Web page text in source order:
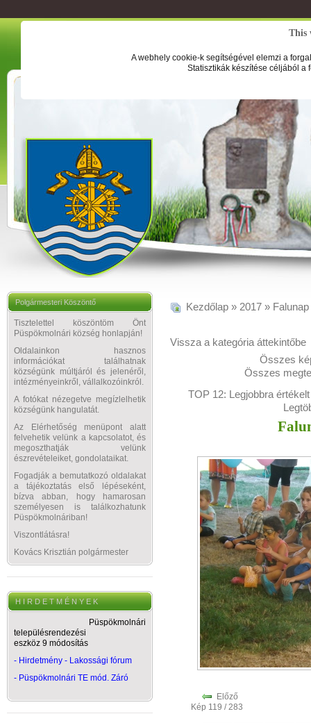
This
A webhely cookie-k segítségével elemzi a
Statisztikák készítése céljából a
Polgármesteri Köszöntő
Tisztelettel köszöntöm Önt
Püspökmolnári község honlapján!
Oldalainkon hasznos
információkat találhatnak
községünk múltjáról és jelenéről,
intézményeinkről, vállalkozóinkról.
A fotókat nézegetve megízlelhetik
községünk hangulatát.
Az Elérhetőség menüpont alatt
felvehetik velünk a kapcsolatot, és
megoszthatják velünk
észrevételeiket, gondolataikat.
Fogadják a bemutatkozó oldalakat
a tájékoztatás első lépéseként,
bízva abban, hogy hamarosan
személyesen is találkozhatunk
Püspökmolnáriban!
Viszontlátásra!
Kovács Krisztián polgármester
H I R D E T M É N Y E K
Püspökmolnári
településrendezési
eszköz 9 módosítás
- Hirdetmény - Lakossági fórum
- Püspökmolnári TE mód. Záró
Kezdőlap » 2017 »
Vissza a kategória áttekintőbe
Összes
Összes
TOP 12: Legjobbra értékelt
Előző
Kép 119 / 283